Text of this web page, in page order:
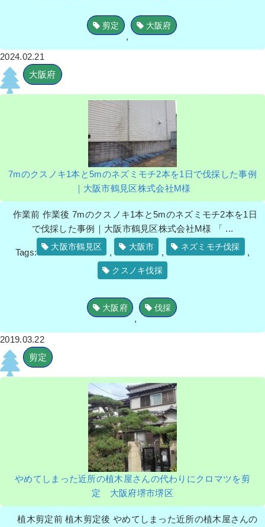
剪定
,
大阪府
2024.02.21
大阪府
7mのクスノキ1本と5mのネズミモチ2本を1日で伐採した事例
｜大阪市鶴見区株式会社M様
作業前 作業後 7mのクスノキ1本と5mのネズミモチ2本を1日
で伐採した事例｜大阪市鶴見区株式会社M様 「 ...
Tags:
大阪市鶴見区
,
大阪市
,
ネズミモチ伐採
,
クスノキ伐採
大阪府
,
伐採
2019.03.22
剪定
やめてしまった近所の植木屋さんの代わりにクロマツを剪
定 大阪府堺市堺区
植木剪定前 植木剪定後 やめてしまった近所の植木屋さんの